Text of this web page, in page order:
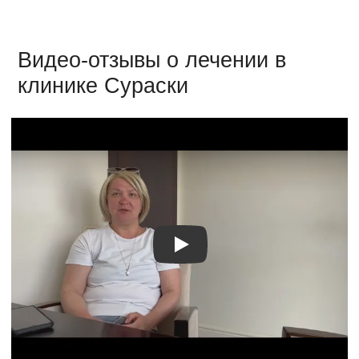
Видео-отзывы о лечении в
клинике Сураски
Видео о лечении